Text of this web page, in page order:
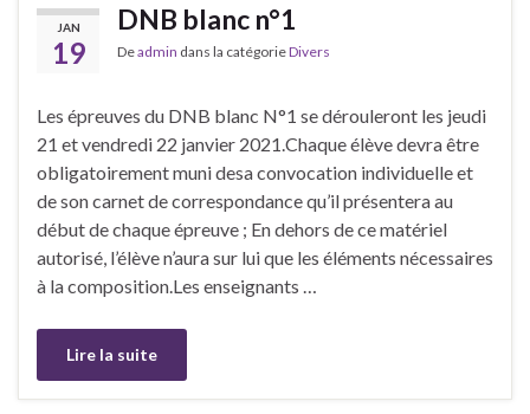
JAN
19
DNB blanc n°1
Deadmin dans la catégorieDivers
Les épreuves du DNB blanc N°1 se dérouleront les jeudi
21 et vendredi 22 janvier 2021.Chaque élève devra être
obligatoirement muni desa convocation individuelle et
de son carnet de correspondance qu’il présentera au
début de chaque épreuve ; En dehors de ce matériel
autorisé, l’élève n’aura sur lui que les éléments nécessaires
à la composition.Les enseignants …
Lire la suite